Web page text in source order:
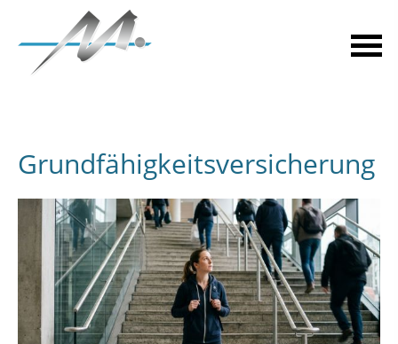
Grundfähigkeitsversicherung